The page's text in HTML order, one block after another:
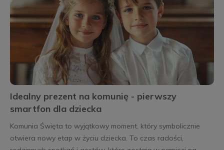
Idealny prezent na komunię - pierwszy
smartfon dla dziecka
Komunia Święta to wyjątkowy moment, który symbolicznie
otwiera nowy etap w życiu dziecka. To czas radości,